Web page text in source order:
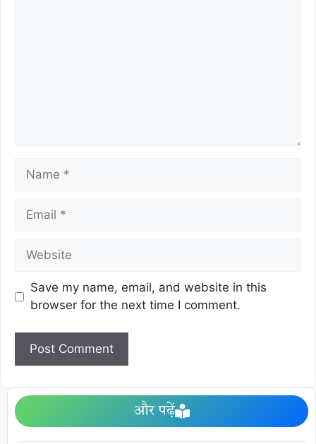
Save my name, email, and website in this
browser for the next time I comment.
और पढ़ें